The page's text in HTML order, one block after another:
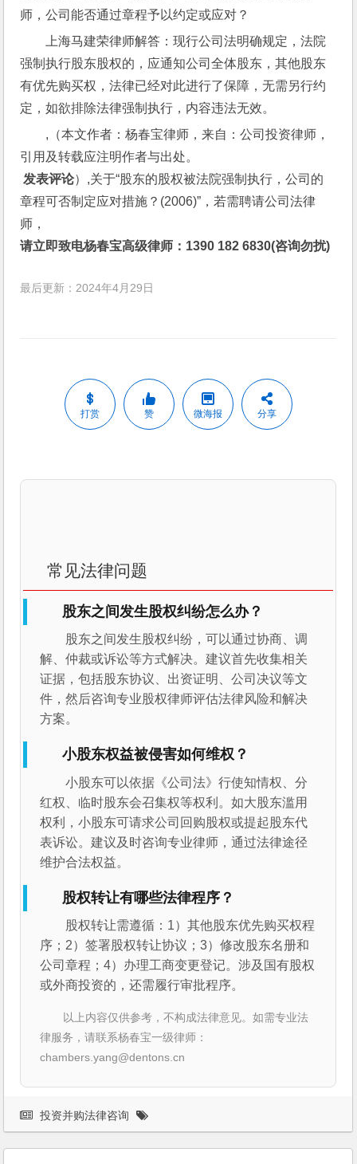
师，公司能否通过章程予以约定或应对？
上海马建荣律师解答：现行公司法明确规定，法院
强制执行股东股权的，应通知公司全体股东，其他股东
有优先购买权，法律已经对此进行了保障，无需另行约
定，如欲排除法律强制执行，内容违法无效。
,（本文作者：杨春宝律师，来自：公司投资律师，
引用及转载应注明作者与出处。
发表评论）,关于“股东的股权被法院强制执行，公司的
章程可否制定应对措施？(2006)”，若需聘请公司法律
师，
请立即致电杨春宝高级律师：1390 182 6830(咨询勿扰)
最后更新：2024年4月29日
打赏 赞 微海报 分享
常见法律问题
股东之间发生股权纠纷怎么办？
股东之间发生股权纠纷，可以通过协商、调
解、仲裁或诉讼等方式解决。建议首先收集相关
证据，包括股东协议、出资证明、公司决议等文
件，然后咨询专业股权律师评估法律风险和解决
方案。
小股东权益被侵害如何维权？
小股东可以依据《公司法》行使知情权、分
红权、临时股东会召集权等权利。如大股东滥用
权利，小股东可请求公司回购股权或提起股东代
表诉讼。建议及时咨询专业律师，通过法律途径
维护合法权益。
股权转让有哪些法律程序？
股权转让需遵循：1）其他股东优先购买权程
序；2）签署股权转让协议；3）修改股东名册和
公司章程；4）办理工商变更登记。涉及国有股权
或外商投资的，还需履行审批程序。
以上内容仅供参考，不构成法律意见。如需专业法
律服务，请联系杨春宝一级律师：
chambers.yang@dentons.cn
投资并购法律咨询